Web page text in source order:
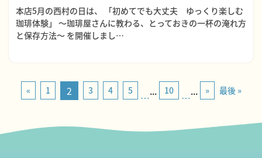
本店5月の西村の日は、 「初めてでも大丈夫 ゆっくり楽しむ
珈琲体験」 ～珈琲屋さんに教わる、とっておきの一杯の淹れ方
と保存方法～ を開催しまし…
« 1 2 3 4 5 ... 10 ... » 最後 »